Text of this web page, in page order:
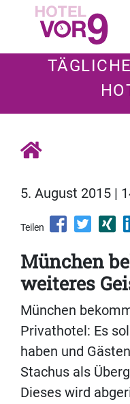
5. August 2015 |
Teilen
München
weiteres
München
Privathotel: Es
haben und
Stachus als
Dieses wird